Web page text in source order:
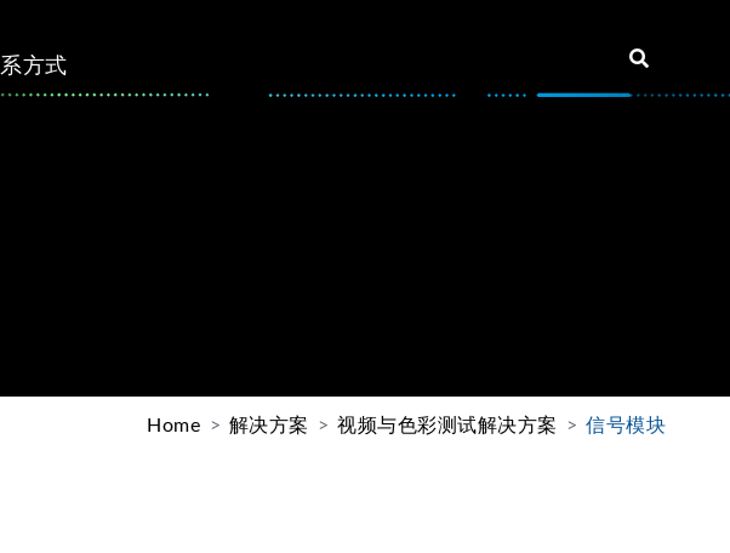
方式
Home 解决方案 视频与色彩测试解决方案 信号模块